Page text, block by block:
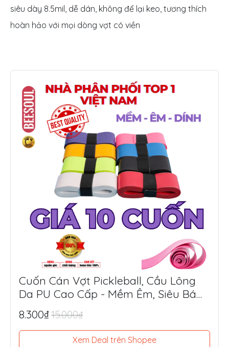
siêu dày 8.5mil, dễ dán, không để lại keo, tương thích
hoàn hảo với mọi dòng vợt có viền
Cuốn Cán Vợt Pickleball, Cầu Lông
Da PU Cao Cấp - Mềm Êm, Siêu Bám
Tay, Chống Trượt Tối Ưu
8.300₫15.000₫
Xem Deal trên Shopee